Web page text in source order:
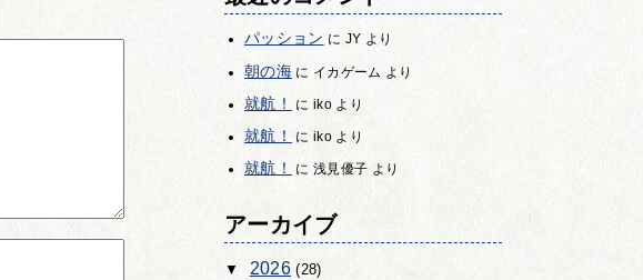
パッション に JY より
朝の海に イカゲーム より
就航！ に ikoより
就航！ に ikoより
就航！ に 浅見優子 より
アーカイブ
2026(28)